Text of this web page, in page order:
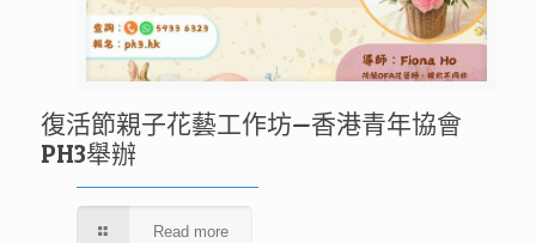
復活節親子花藝工作坊—香港青年協會
PH3舉辦
Read more